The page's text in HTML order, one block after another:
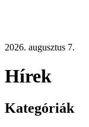
2026. augusztus 7.
Hírek
Kategóriák